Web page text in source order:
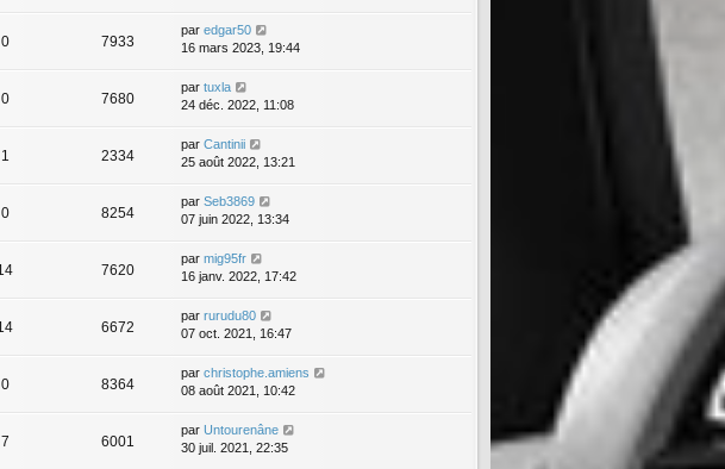
0 7933
par edgar50
16 mars 2023, 19:44
0 7680
par tuxla
24 déc. 2022, 11:08
1 2334
par Cantinii
25 août 2022, 13:21
0 8254
par Seb3869
07 juin 2022, 13:34
7620
par mig95fr
16 janv. 2022, 17:42
6672
par rurudu80
07 oct. 2021, 16:47
0 8364
par christophe.amiens
08 août 2021, 10:42
7 6001
par Untourenâne
30 juil. 2021, 22:35